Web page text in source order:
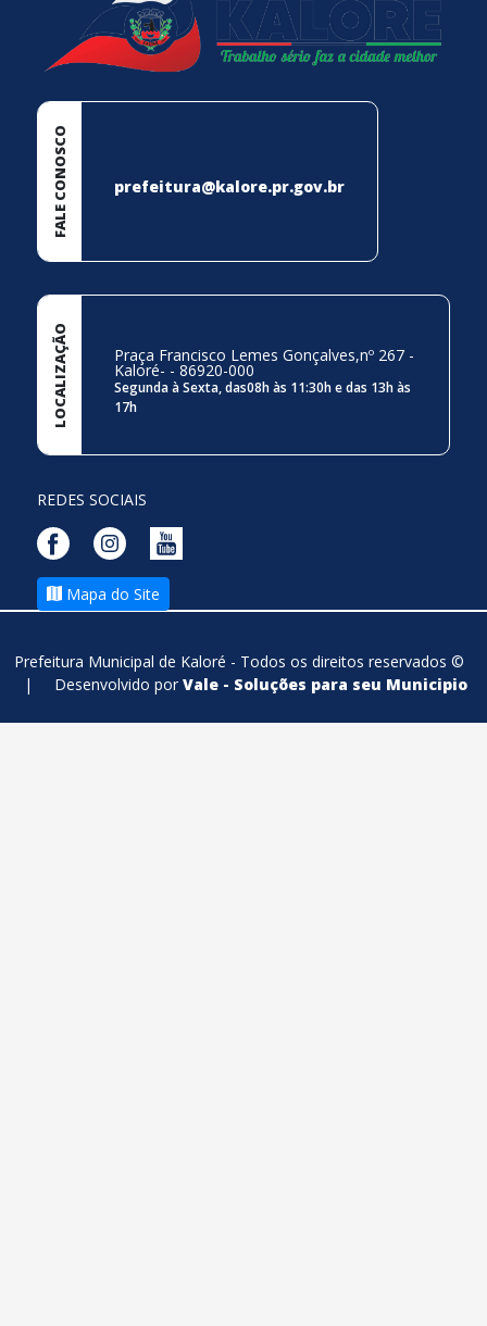
FALE CONOSCO prefeitura@kalore.pr.gov.br
LOCALIZAÇÃO Praça Francisco Lemes Gonçalves,nº 267 -
Kaloré- - 86920-000
Segunda à Sexta, das08h às 11:30h e das 13h às
17h
REDES SOCIAIS
Mapa do Site
Prefeitura Municipal de Kaloré - Todos os direitos reservados ©
| Desenvolvido por Vale - Soluções para seu Municipio